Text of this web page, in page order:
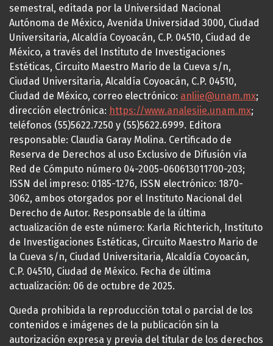
semestral, editada por la Universidad Nacional
Autónoma de México, Avenida Universidad 3000, Ciudad
Universitaria, Alcaldía Coyoacán, C.P. 04510, Ciudad de
México, a través del Instituto de Investigaciones
Estéticas, Circuito Maestro Mario de la Cueva s/n,
Ciudad Universitaria, Alcaldía Coyoacán, C.P. 04510,
Ciudad de México, correo electrónico: anliie@unam.mx;
dirección electrónica: https://www.analesiie.unam.mx;
teléfonos (55)5622.7250 y (55)5622.6999. Editora
responsable: Claudia Garay Molina. Certificado de
Reserva de Derechos al uso Exclusivo de Difusión vía
Red de Cómputo número 04-2005-060613011700-203;
ISSN del impreso: 0185-1276, ISSN electrónico: 1870-
3062, ambos otorgados por el Instituto Nacional del
Derecho de Autor. Responsable de la última
actualización de este número: Karla Richterich, Instituto
de Investigaciones Estéticas, Circuito Maestro Mario de
la Cueva s/n, Ciudad Universitaria, Alcaldía Coyoacán,
C.P. 04510, Ciudad de México. Fecha de última
actualización: 06 de octubre de 2025.
Queda prohibida la reproducción total o parcial de los
contenidos e imágenes de la publicación sin la
autorización expresa y previa del titular de los derechos